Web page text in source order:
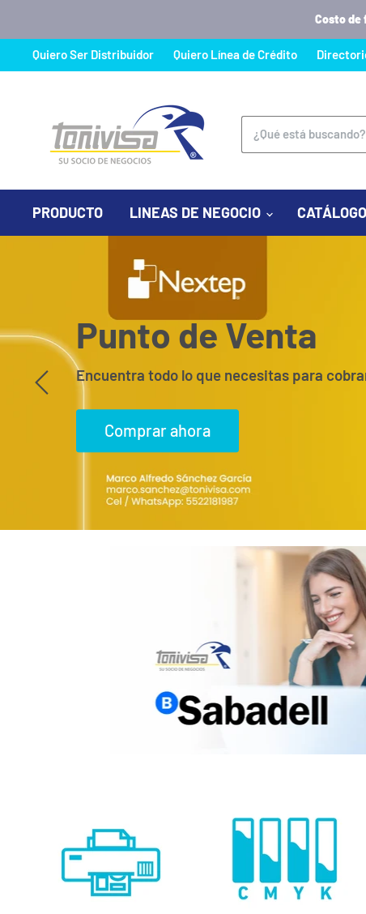
Costo de
Quiero Ser Distribuidor Quiero Línea de Crédito
Tonivisa,
Socio
de
PRODUCTO LINEAS DE NEGOCIO
Punto de Venta
Encuentra todo lo que necesitas para
Comprar ahora